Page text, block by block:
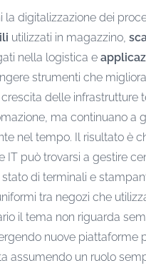
la digitalizzazione dei
utilizzati in magazzino,
nella logistica e
strumenti che
delle
ma continuano a
nel tempo. Il risultato è
IT può trovarsi a gestire
di terminali e
tra negozi che
il tema non riguarda
nuove piattaforme
assumendo un ruolo